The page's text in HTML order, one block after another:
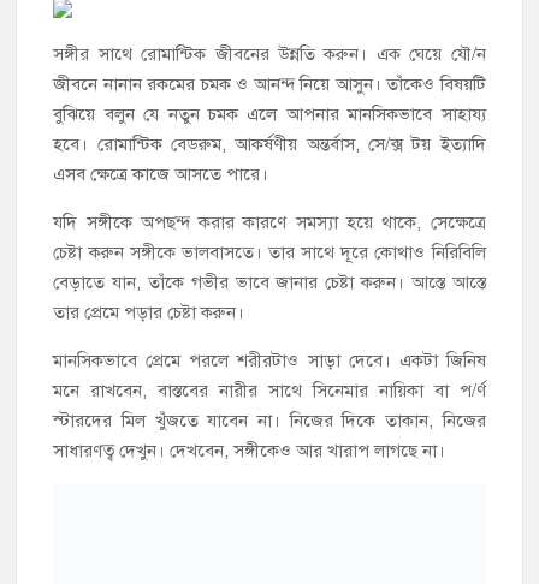
সঙ্গীর সাথে রোমান্টিক জীবনের উন্নতি করুন। এক ঘেয়ে যৌ/ন
জীবনে নানান রকমের চমক ও আনন্দ নিয়ে আসুন। তাঁকেও বিষয়টি
বুঝিয়ে বলুন যে নতুন চমক এলে আপনার মানসিকভাবে সাহায্য
হবে। রোমান্টিক বেডরুম, আকর্ষণীয় অন্তর্বাস, সে/ক্স টয় ইত্যাদি
এসব ক্ষেত্রে কাজে আসতে পারে।
যদি সঙ্গীকে অপছন্দ করার কারণে সমস্যা হয়ে থাকে, সেক্ষেত্রে
চেষ্টা করুন সঙ্গীকে ভালবাসতে। তার সাথে দূরে কোথাও নিরিবিলি
বেড়াতে যান, তাঁকে গভীর ভাবে জানার চেষ্টা করুন। আস্তে আস্তে
তার প্রেমে পড়ার চেষ্টা করুন।
মানসিকভাবে প্রেমে পরলে শরীরটাও সাড়া দেবে। একটা জিনিষ
মনে রাখবেন, বাস্তবের নারীর সাথে সিনেমার নায়িকা বা প/র্ণ
স্টারদের মিল খুঁজতে যাবেন না। নিজের দিকে তাকান, নিজের
সাধারণত্ব দেখুন। দেখবেন, সঙ্গীকেও আর খারাপ লাগছে না।